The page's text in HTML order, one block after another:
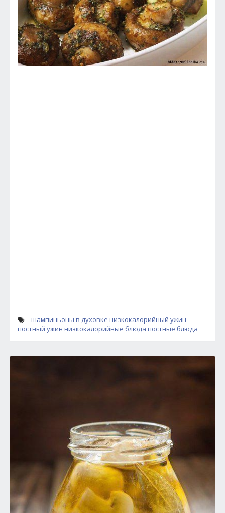
шампиньоны в духовке низкокалорийный ужин
постный ужин низкокалорийные блюда постные блюда